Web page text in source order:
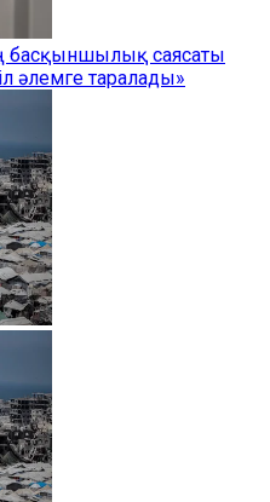
басқыншылық саясаты
әлемге таралады»